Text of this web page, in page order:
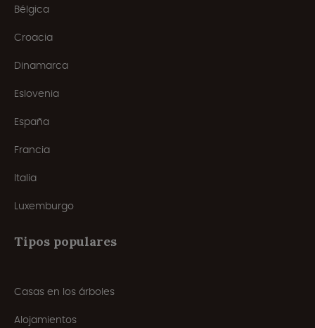
Bélgica
Croacia
Dinamarca
Eslovenia
España
Francia
Italia
Luxemburgo
Tipos populares
Casas en los árboles
Alojamientos